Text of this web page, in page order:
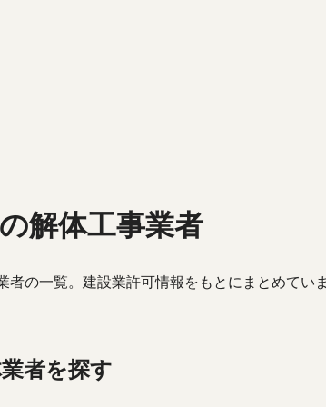
解体工事業者
の一覧。建設業許可情報をもとにまとめてい
者を探す